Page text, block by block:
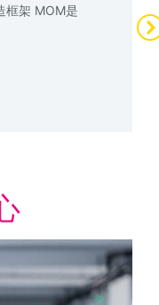
框架 MOM是